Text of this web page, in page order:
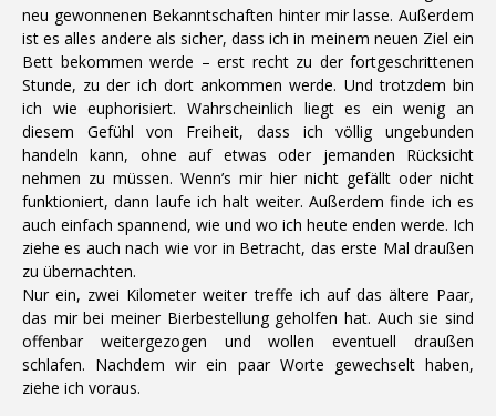
neu gewonnenen Bekanntschaften hinter mir lasse. Außerdem
ist es alles andere als sicher, dass ich in meinem neuen Ziel ein
Bett bekommen werde – erst recht zu der fortgeschrittenen
Stunde, zu der ich dort ankommen werde. Und trotzdem bin
ich wie euphorisiert. Wahrscheinlich liegt es ein wenig an
diesem Gefühl von Freiheit, dass ich völlig ungebunden
handeln kann, ohne auf etwas oder jemanden Rücksicht
nehmen zu müssen. Wenn’s mir hier nicht gefällt oder nicht
funktioniert, dann laufe ich halt weiter. Außerdem finde ich es
auch einfach spannend, wie und wo ich heute enden werde. Ich
ziehe es auch nach wie vor in Betracht, das erste Mal draußen
zu übernachten.
Nur ein, zwei Kilometer weiter treffe ich auf das ältere Paar,
das mir bei meiner Bierbestellung geholfen hat. Auch sie sind
offenbar weitergezogen und wollen eventuell draußen
schlafen. Nachdem wir ein paar Worte gewechselt haben,
ziehe ich voraus.